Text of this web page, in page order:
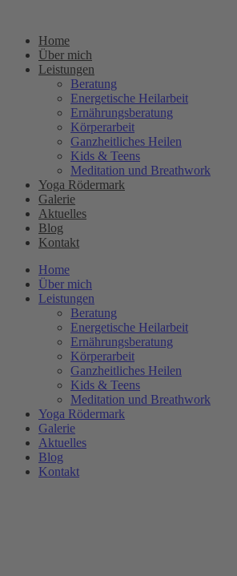
springenHome
Über mich
Leistungen
Beratung
Energetische Heilarbeit
Ernährungsberatung
Körperarbeit
Ganzheitliches Heilen
Kids & Teens
Meditation und Breathwork
Yoga Rödermark
Galerie
Aktuelles
Blog
Kontakt
Home
Über mich
Leistungen
Beratung
Energetische Heilarbeit
Ernährungsberatung
Körperarbeit
Ganzheitliches Heilen
Kids & Teens
Meditation und Breathwork
Yoga Rödermark
Galerie
Aktuelles
Blog
Kontakt